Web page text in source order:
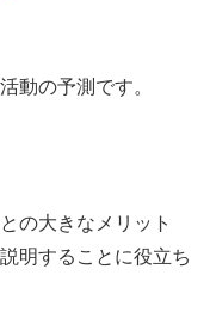
動の予測です。
の大きなメリット
明することに役立ち